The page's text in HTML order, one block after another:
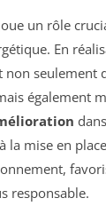
un rôle
En
non seulement
également
la mise en
responsable.